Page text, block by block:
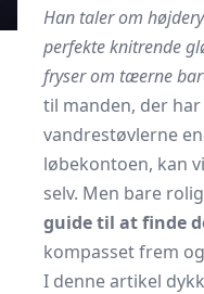
Han taler om
perfekte knitrende
fryser om tæerne
til manden, der
vandrestøvlerne
løbekontoen, kan
selv. Men bare
guide til at finde
kompasset frem
I denne artikel